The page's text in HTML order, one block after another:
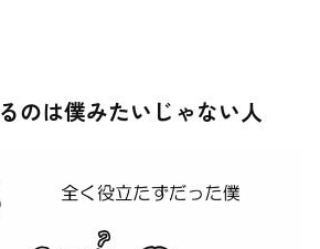
のは僕みたいじゃない人